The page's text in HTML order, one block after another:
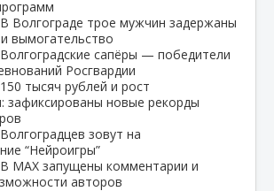
В Волгограде трое мужчин задержаны
вымогательство
Волгоградские сапёры — победители
Росгвардии
150 тысяч рублей и рост
зафиксированы новые рекорды
Волгоградцев зовут на
“Нейроигры”
В МАХ запущены комментарии и
авторов